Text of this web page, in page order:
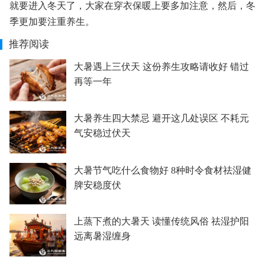
就要进入冬天了，大家在穿衣保暖上要多加注意，然后，冬
季更加要注重养生。
推荐阅读
大暑遇上三伏天 这份养生攻略请收好 错过
再等一年
大暑养生四大禁忌 避开这几处误区 不耗元
气安稳过伏天
大暑节气吃什么食物好 8种时令食材祛湿健
脾安稳度伏
上蒸下煮的大暑天 读懂传统风俗 祛湿护阳
远离暑湿缠身